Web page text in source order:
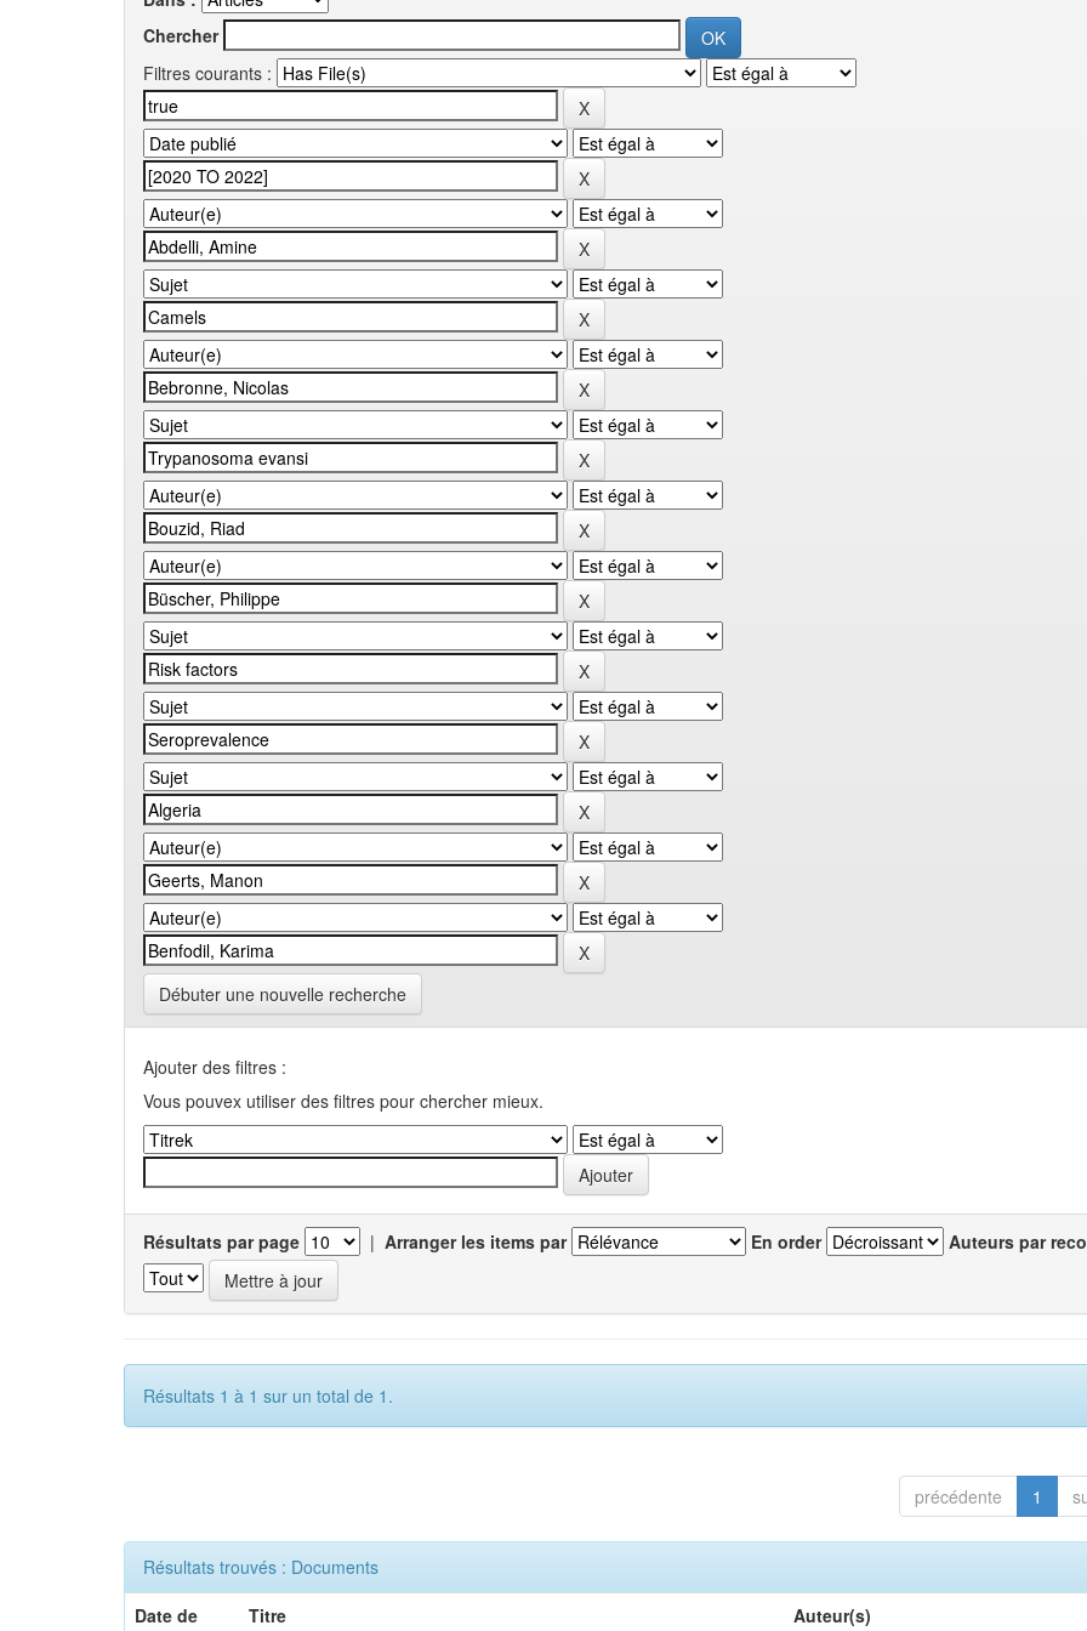
Chercher
Filtres courants :
Débuter une nouvelle recherche
Ajouter des filtres :
Vous pouvex utiliser des filtres pour chercher mieux.
Résultats par page | Arranger les items par En order Auteurs par
Résultats 1 à 1 sur un total de 1.
précédente 1
Résultats trouvés : Documents
Date de
Titre Auteur(s)